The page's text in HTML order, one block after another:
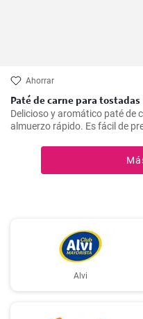
Ahorrar
Paté de carne para tostadas
Delicioso y aromático paté de
almuerzo rápido. Es fácil de
Alvi